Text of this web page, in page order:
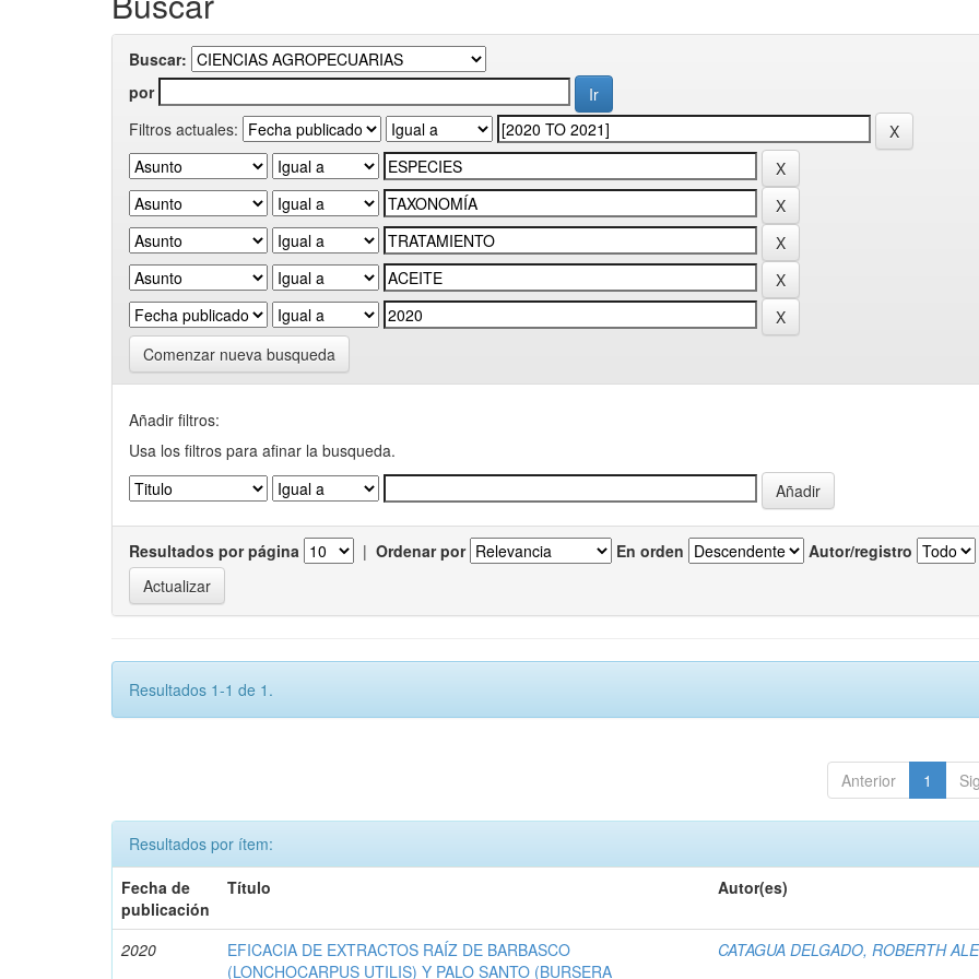
Buscar:
por
Filtros actuales:
Comenzar nueva busqueda
Añadir filtros:
Usa los filtros para afinar la busqueda.
Resultados por página | Ordenar por En orden Autor/registro
Resultados 1-1 de 1.
Anterior 1
Resultados por ítem:
Fecha de
publicación
Título Autor(es)
2020
EFICACIA DE EXTRACTOS RAÍZ DE BARBASCO
(LONCHOCARPUS UTILIS) Y PALO SANTO (BURSERA
CATAGUA DELGADO, ROBERTH